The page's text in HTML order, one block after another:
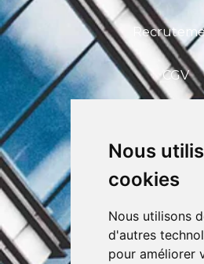
Nous
cookies
Nous utilisons
d'autres
pour améliorer
CGV
CEFIM
Avenue Pasteur 6,
BCE